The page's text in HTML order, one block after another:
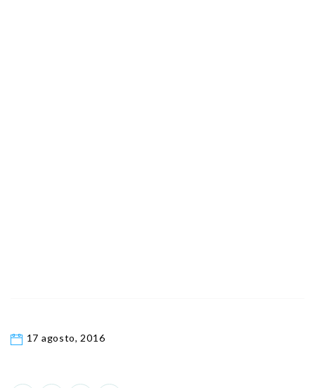
17 agosto, 2016